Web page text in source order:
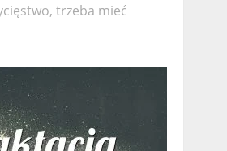
trzeba mieć